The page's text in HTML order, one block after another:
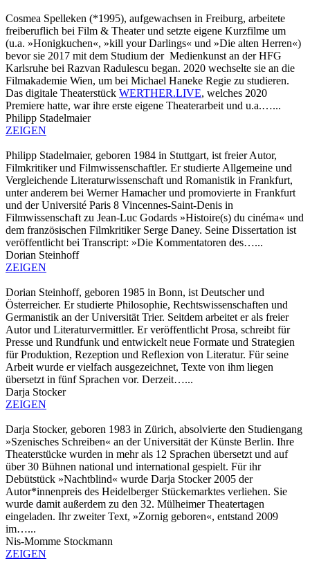
Cosmea Spelleken (*1995), aufgewachsen in Freiburg, arbeitete
freiberuflich bei Film & Theater und setzte eigene Kurzfilme um
(u.a. »Honigkuchen«, »kill your Darlings« und »Die alten Herren«)
bevor sie 2017 mit dem Studium der Medienkunst an der HFG
Karlsruhe bei Razvan Radulescu began. 2020 wechselte sie an die
Filmakademie Wien, um bei Michael Haneke Regie zu studieren.
Das digitale Theaterstück WERTHER.LIVE, welches 2020
Premiere hatte, war ihre erste eigene Theaterarbeit und u.a.…...
Philipp Stadelmaier
ZEIGEN
Philipp Stadelmaier, geboren 1984 in Stuttgart, ist freier Autor,
Filmkritiker und Filmwissenschaftler. Er studierte Allgemeine und
Vergleichende Literaturwissenschaft und Romanistik in Frankfurt,
unter anderem bei Werner Hamacher und promovierte in Frankfurt
und der Université Paris 8 Vincennes-Saint-Denis in
Filmwissenschaft zu Jean-Luc Godards »Histoire(s) du cinéma« und
dem französischen Filmkritiker Serge Daney. Seine Dissertation ist
veröffentlicht bei Transcript: »Die Kommentatoren des…...
Dorian Steinhoff
ZEIGEN
Dorian Steinhoff, geboren 1985 in Bonn, ist Deutscher und
Österreicher. Er studierte Philosophie, Rechtswissenschaften und
Germanistik an der Universität Trier. Seitdem arbeitet er als freier
Autor und Literaturvermittler. Er veröffentlicht Prosa, schreibt für
Presse und Rundfunk und entwickelt neue Formate und Strategien
für Produktion, Rezeption und Reflexion von Literatur. Für seine
Arbeit wurde er vielfach ausgezeichnet, Texte von ihm liegen
übersetzt in fünf Sprachen vor. Derzeit…...
Darja Stocker
ZEIGEN
Darja Stocker, geboren 1983 in Zürich, absolvierte den Studiengang
»Szenisches Schreiben« an der Universität der Künste Berlin. Ihre
Theaterstücke wurden in mehr als 12 Sprachen übersetzt und auf
über 30 Bühnen national und international gespielt. Für ihr
Debütstück »Nachtblind« wurde Darja Stocker 2005 der
Autor*innenpreis des Heidelberger Stückemarktes verliehen. Sie
wurde damit außerdem zu den 32. Mülheimer Theatertagen
eingeladen. Ihr zweiter Text, »Zornig geboren«, entstand 2009
im…...
Nis-Momme Stockmann
ZEIGEN